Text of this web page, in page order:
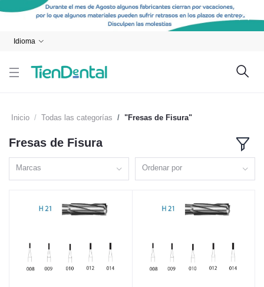
Idioma
Inicio Todas las categorías "Fresas de Fisura"
Fresas de Fisura
Marcas Ordenar por